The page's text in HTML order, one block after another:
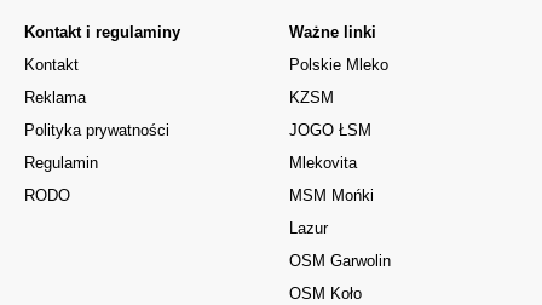
Kontakt i regulaminy
Kontakt
Reklama
Polityka prywatności
Regulamin
RODO
Ważne linki
Polskie Mleko
KZSM
JOGO ŁSM
Mlekovita
MSM Mońki
Lazur
OSM Garwolin
OSM Koło